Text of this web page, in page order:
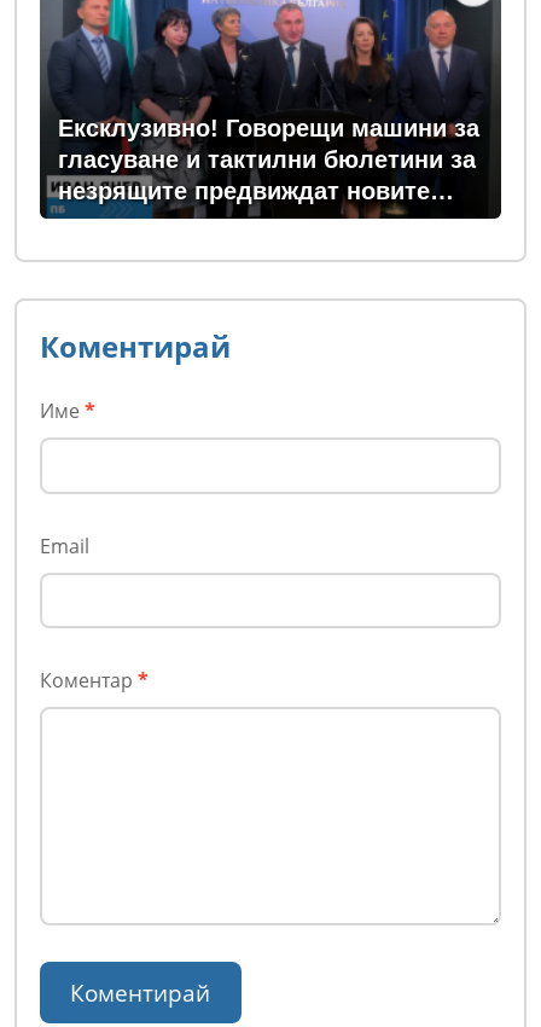
Ексклузивно! Говорещи машини за
гласуване и тактилни бюлетини за
незрящите предвиждат новите
изборни правила! (ВИДЕО)
Коментирай
Име *
Email
Коментар *